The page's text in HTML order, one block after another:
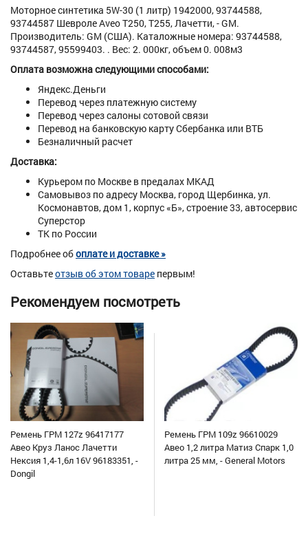
Моторное синтетика 5W-30 (1 литр) 1942000, 93744588,
93744587 Шевроле Aveo T250, T255, Лачетти, - GM.
Производитель: GM (США). Каталожные номера: 93744588,
93744587, 95599403. . Вес: 2. 000кг, объем 0. 008м3
Оплата возможна следующими способами:
Яндекс.Деньги
Перевод через платежную систему
Перевод через салоны сотовой связи
Перевод на банковскую карту Сбербанка или ВТБ
Безналичный расчет
Доставка:
Курьером по Москве в предалах МКАД
Самовывоз по адресу Москва, город Щербинка, ул.
Космонавтов, дом 1, корпус «Б», строение 33, автосервис
Суперстор
ТК по России
Подробнее обоплате и доставке »
Оставьтеотзыв об этом товаре первым!
Рекомендуем посмотреть
Ремень ГРМ 127z 96417177
Авео Круз Ланос Лачетти
Нексия 1,4-1,6л 16V 96183351, -
Dongil
Ремень ГРМ 109z 96610029
Авео 1,2 литра Матиз Спарк 1,0
литра 25 мм, - General Motors